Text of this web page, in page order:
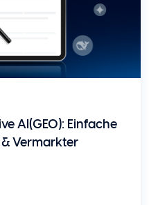
AI(GEO): Einfache
Vermarkter